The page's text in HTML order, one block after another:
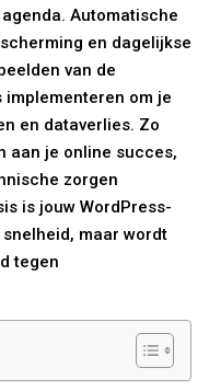
Automatische
en dagelijkse
van de
om je
en dataverlies. Zo
aan je online succes,
zorgen
is jouw WordPress-
maar wordt
tegen